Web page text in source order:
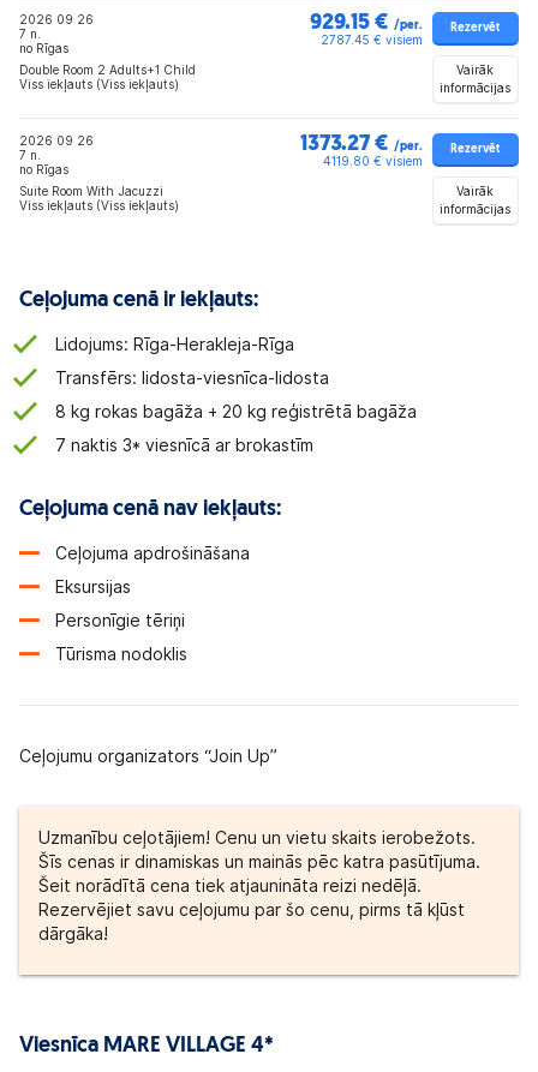
2026 09 26
7 n.
no Rīgas
Double Room 2 Adults+1 Child
Viss iekļauts (Viss iekļauts)
929.15 € /per.
2787.45 € visiem
Rezervēt
Vairāk
informācijas
2026 09 26
7 n.
no Rīgas
Suite Room With Jacuzzi
Viss iekļauts (Viss iekļauts)
1373.27 € /per.
4119.80 € visiem
Rezervēt
Vairāk
informācijas
Ceļojuma cenā ir iekļauts:
Lidojums: Rīga-Herakleja-Rīga
Transfērs: lidosta-viesnīca-lidosta
8 kg rokas bagāža + 20 kg reģistrētā bagāža
7 naktis 3* viesnīcā ar brokastīm
Ceļojuma cenā nav iekļauts:
Ceļojuma apdrošināšana
Eksursijas
Personīgie tēriņi
Tūrisma nodoklis
Ceļojumu organizators “Join Up”
Uzmanību ceļotājiem! Cenu un vietu skaits ierobežots.
Šīs cenas ir dinamiskas un mainās pēc katra pasūtījuma.
Šeit norādītā cena tiek atjaunināta reizi nedēļā.
Rezervējiet savu ceļojumu par šo cenu, pirms tā kļūst
dārgāka!
Viesnīca MARE VILLAGE 4*